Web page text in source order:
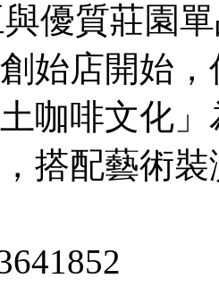
與優質莊園
始店開始
咖啡文化
搭配藝術